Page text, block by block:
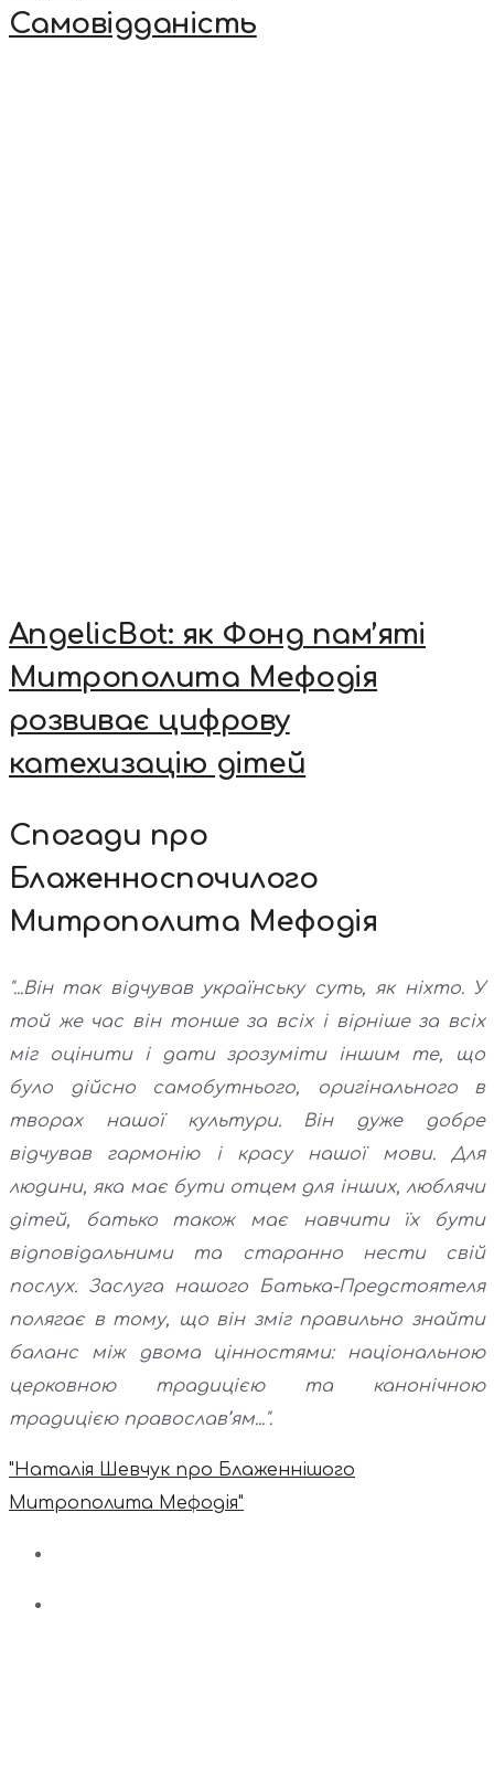
Самовідданість
AngelicBot: як Фонд пам’яті
Митрополита Мефодія
розвиває цифрову
катехизацію дітей
Спогади про
Блаженноспочилого
Митрополита Мефодія
"...Він так відчував українську суть, як ніхто. У
той же час він тонше за всіх і вірніше за всіх
міг оцінити і дати зрозуміти іншим те, що
було дійсно самобутнього, оригінального в
творах нашої культури. Він дуже добре
відчував гармонію і красу нашої мови. Для
людини, яка має бути отцем для інших, люблячи
дітей, батько також має навчити їх бути
відповідальними та старанно нести свій
послух. Заслуга нашого Батька-Предстоятеля
полягає в тому, що він зміг правильно знайти
баланс між двома цінностями: національною
церковною традицією та канонічною
традицією православ’ям...".
"Наталія Шевчук про Блаженнішого
Митрополита Мефодія"